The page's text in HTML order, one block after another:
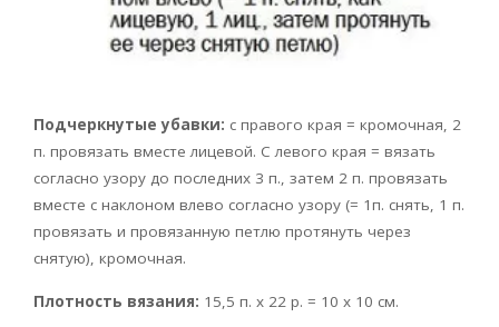
Подчеркнутые убавки: с правого края = кромочная, 2
п. провязать вместе лицевой. С левого края = вязать
согласно узору до последних 3 п., затем 2 п. провязать
вместе с наклоном влево согласно узору (= 1п. снять, 1 п.
провязать и провязанную петлю протянуть через
снятую), кромочная.
Плотность вязания: 15,5 п. х 22 р. = 10 х 10 см.